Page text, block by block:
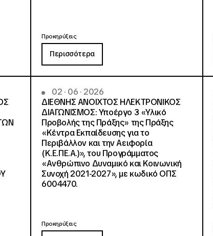
Προκηρύξεις
Περισσότερα
02 · 06 · 2026
ΔΙΕΘΝΗΣ ΑΝΟΙΧΤΟΣ ΗΛΕΚΤΡΟΝΙΚΟΣ
ΔΙΑΓΩΝΙΣΜΟΣ: Υποέργο 3 «Υλικό
Προβολής της Πράξης» της Πράξης
«Κέντρα Εκπαίδευσης για το
Περιβάλλον και την Αειφορία
(Κ.Ε.ΠΕ.Α.)», του Προγράμματος
«Ανθρώπινο Δυναμικό και Κοινωνική
Συνοχή 2021-2027», με κωδικό ΟΠΣ
6004470.
Προκηρύξεις